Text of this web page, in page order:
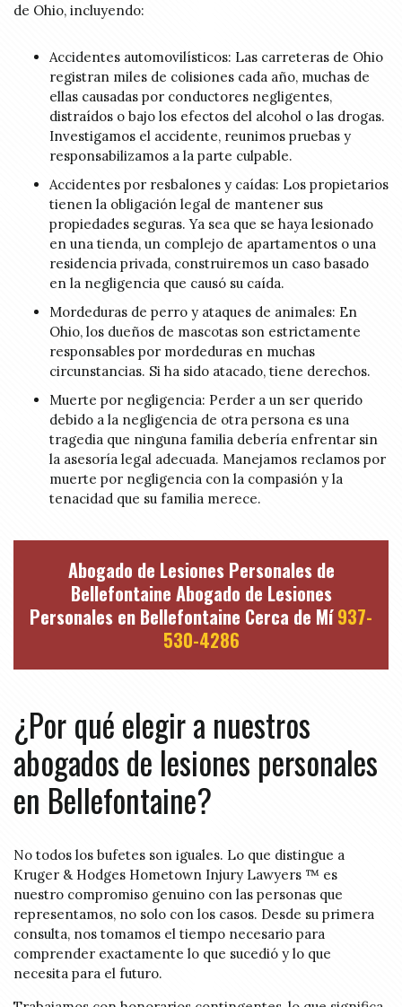
de Ohio, incluyendo:
Accidentes automovilísticos: Las carreteras de Ohio
registran miles de colisiones cada año, muchas de
ellas causadas por conductores negligentes,
distraídos o bajo los efectos del alcohol o las drogas.
Investigamos el accidente, reunimos pruebas y
responsabilizamos a la parte culpable.
Accidentes por resbalones y caídas: Los propietarios
tienen la obligación legal de mantener sus
propiedades seguras. Ya sea que se haya lesionado
en una tienda, un complejo de apartamentos o una
residencia privada, construiremos un caso basado
en la negligencia que causó su caída.
Mordeduras de perro y ataques de animales: En
Ohio, los dueños de mascotas son estrictamente
responsables por mordeduras en muchas
circunstancias. Si ha sido atacado, tiene derechos.
Muerte por negligencia: Perder a un ser querido
debido a la negligencia de otra persona es una
tragedia que ninguna familia debería enfrentar sin
la asesoría legal adecuada. Manejamos reclamos por
muerte por negligencia con la compasión y la
tenacidad que su familia merece.
Abogado de Lesiones Personales de
Bellefontaine Abogado de Lesiones
Personales en Bellefontaine Cerca de Mí937-
530-4286
¿Por qué elegir a nuestros
abogados de lesiones personales
en Bellefontaine?
No todos los bufetes son iguales. Lo que distingue a
Kruger & Hodges Hometown Injury Lawyers ™ es
nuestro compromiso genuino con las personas que
representamos, no solo con los casos. Desde su primera
consulta, nos tomamos el tiempo necesario para
comprender exactamente lo que sucedió y lo que
necesita para el futuro.